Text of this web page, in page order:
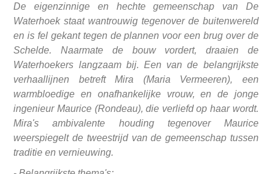
De eigenzinnige en hechte gemeenschap van De
Waterhoek staat wantrouwig tegenover de buitenwereld
en is fel gekant tegen de plannen voor een brug over de
Schelde. Naarmate de bouw vordert, draaien de
Waterhoekers langzaam bij. Een van de belangrijkste
verhaallijnen betreft Mira (Maria Vermeeren), een
warmbloedige en onafhankelijke vrouw, en de jonge
ingenieur Maurice (Rondeau), die verliefd op haar wordt.
Mira's ambivalente houding tegenover Maurice
weerspiegelt de tweestrijd van de gemeenschap tussen
traditie en vernieuwing.